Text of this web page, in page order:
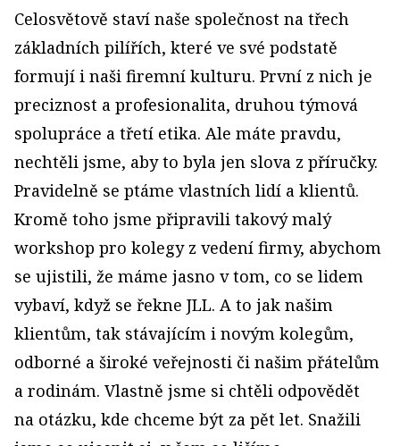
Celosvětově staví naše společnost na třech
základních pilířích, které ve své podstatě
formují i naši firemní kulturu. První z nich je
preciznost a profesionalita, druhou týmová
spolupráce a třetí etika. Ale máte pravdu,
nechtěli jsme, aby to byla jen slova z příručky.
Pravidelně se ptáme vlastních lidí a klientů.
Kromě toho jsme připravili takový malý
workshop pro kolegy z vedení firmy, abychom
se ujistili, že máme jasno v tom, co se lidem
vybaví, když se řekne JLL. A to jak našim
klientům, tak stávajícím i novým kolegům,
odborné a široké veřejnosti či našim přátelům
a rodinám. Vlastně jsme si chtěli odpovědět
na otázku, kde chceme být za pět let. Snažili